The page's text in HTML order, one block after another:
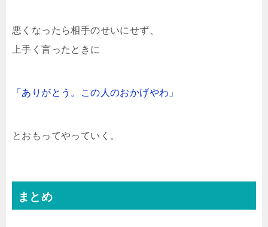
悪くなったら相手のせいにせず、
上手く言ったときに
「ありがとう。この人のおかげやわ」
とおもってやっていく。
まとめ